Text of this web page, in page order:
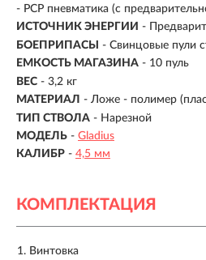
- PCP пневматика (с
ИСТОЧНИК ЭНЕРГИИ -
БОЕПРИПАСЫ
- Свинцовые пули
ЕМКОСТЬ МАГАЗИНА - 10 пуль
ВЕС - 3,2 кг
МАТЕРИАЛ - Ложе - полимер
ТИП СТВОЛА - Нарезной
МОДЕЛЬ - Gladius
КАЛИБР - 4,5 мм
КОМПЛЕКТАЦИЯ
Винтовка